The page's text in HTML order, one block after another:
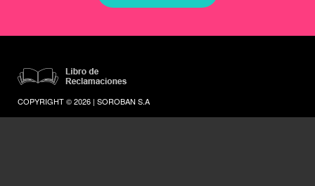
COPYRIGHT © 2026 | SOROBAN S.A